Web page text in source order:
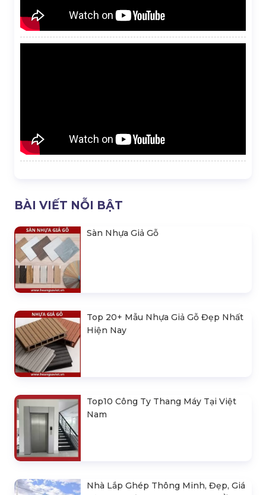
BÀI VIẾT NỖI BẬT
Sàn Nhựa Giả Gỗ
Top 20+ Mẫu Nhựa Giả Gỗ Đẹp Nhất
Hiện Nay
Top10 Công Ty Thang Máy Tại Việt
Nam
Nhà Lắp Ghép Thông Minh, Đẹp, Giá